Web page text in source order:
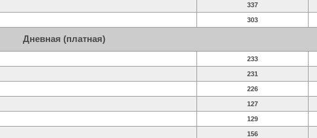
337
303
Дневная (платная)
233
231
226
127
129
156